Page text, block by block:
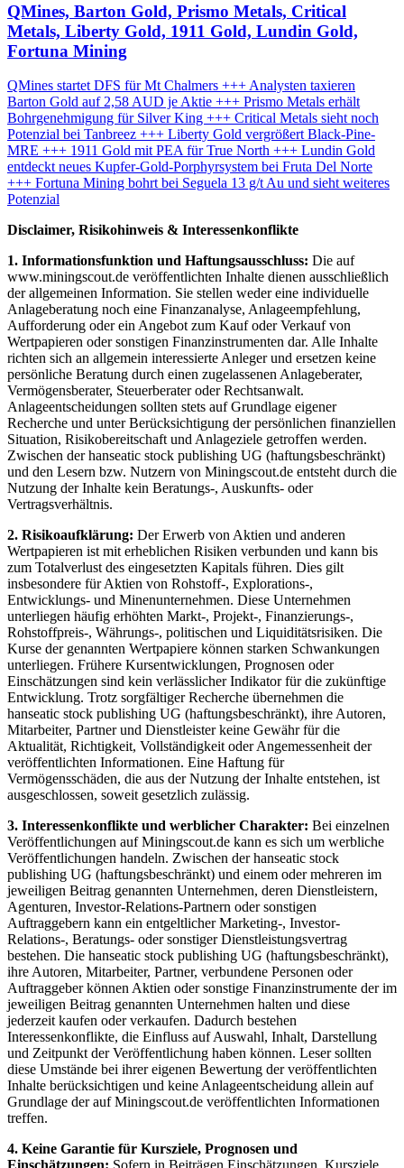
QMines, Barton Gold, Prismo Metals, Critical
Metals, Liberty Gold, 1911 Gold, Lundin Gold,
Fortuna Mining
QMines startet DFS für Mt Chalmers +++ Analysten taxieren
Barton Gold auf 2,58 AUD je Aktie +++ Prismo Metals erhält
Bohrgenehmigung für Silver King +++ Critical Metals sieht noch
Potenzial bei Tanbreez +++ Liberty Gold vergrößert Black-Pine-
MRE +++ 1911 Gold mit PEA für True North +++ Lundin Gold
entdeckt neues Kupfer-Gold-Porphyrsystem bei Fruta Del Norte
+++ Fortuna Mining bohrt bei Seguela 13 g/t Au und sieht weiteres
Potenzial
Disclaimer, Risikohinweis & Interessenkonflikte
1. Informationsfunktion und Haftungsausschluss: Die auf
www.miningscout.de veröffentlichten Inhalte dienen ausschließlich
der allgemeinen Information. Sie stellen weder eine individuelle
Anlageberatung noch eine Finanzanalyse, Anlageempfehlung,
Aufforderung oder ein Angebot zum Kauf oder Verkauf von
Wertpapieren oder sonstigen Finanzinstrumenten dar. Alle Inhalte
richten sich an allgemein interessierte Anleger und ersetzen keine
persönliche Beratung durch einen zugelassenen Anlageberater,
Vermögensberater, Steuerberater oder Rechtsanwalt.
Anlageentscheidungen sollten stets auf Grundlage eigener
Recherche und unter Berücksichtigung der persönlichen finanziellen
Situation, Risikobereitschaft und Anlageziele getroffen werden.
Zwischen der hanseatic stock publishing UG (haftungsbeschränkt)
und den Lesern bzw. Nutzern von Miningscout.de entsteht durch die
Nutzung der Inhalte kein Beratungs-, Auskunfts- oder
Vertragsverhältnis.
2. Risikoaufklärung: Der Erwerb von Aktien und anderen
Wertpapieren ist mit erheblichen Risiken verbunden und kann bis
zum Totalverlust des eingesetzten Kapitals führen. Dies gilt
insbesondere für Aktien von Rohstoff-, Explorations-,
Entwicklungs- und Minenunternehmen. Diese Unternehmen
unterliegen häufig erhöhten Markt-, Projekt-, Finanzierungs-,
Rohstoffpreis-, Währungs-, politischen und Liquiditätsrisiken. Die
Kurse der genannten Wertpapiere können starken Schwankungen
unterliegen. Frühere Kursentwicklungen, Prognosen oder
Einschätzungen sind kein verlässlicher Indikator für die zukünftige
Entwicklung. Trotz sorgfältiger Recherche übernehmen die
hanseatic stock publishing UG (haftungsbeschränkt), ihre Autoren,
Mitarbeiter, Partner und Dienstleister keine Gewähr für die
Aktualität, Richtigkeit, Vollständigkeit oder Angemessenheit der
veröffentlichten Informationen. Eine Haftung für
Vermögensschäden, die aus der Nutzung der Inhalte entstehen, ist
ausgeschlossen, soweit gesetzlich zulässig.
3. Interessenkonflikte und werblicher Charakter: Bei einzelnen
Veröffentlichungen auf Miningscout.de kann es sich um werbliche
Veröffentlichungen handeln. Zwischen der hanseatic stock
publishing UG (haftungsbeschränkt) und einem oder mehreren im
jeweiligen Beitrag genannten Unternehmen, deren Dienstleistern,
Agenturen, Investor-Relations-Partnern oder sonstigen
Auftraggebern kann ein entgeltlicher Marketing-, Investor-
Relations-, Beratungs- oder sonstiger Dienstleistungsvertrag
bestehen. Die hanseatic stock publishing UG (haftungsbeschränkt),
ihre Autoren, Mitarbeiter, Partner, verbundene Personen oder
Auftraggeber können Aktien oder sonstige Finanzinstrumente der im
jeweiligen Beitrag genannten Unternehmen halten und diese
jederzeit kaufen oder verkaufen. Dadurch bestehen
Interessenkonflikte, die Einfluss auf Auswahl, Inhalt, Darstellung
und Zeitpunkt der Veröffentlichung haben können. Leser sollten
diese Umstände bei ihrer eigenen Bewertung der veröffentlichten
Inhalte berücksichtigen und keine Anlageentscheidung allein auf
Grundlage der auf Miningscout.de veröffentlichten Informationen
treffen.
4. Keine Garantie für Kursziele, Prognosen und